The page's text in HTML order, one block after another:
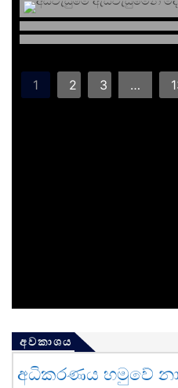
1 2 3 …
අවකාශය
අධිකරණය හමුවේ